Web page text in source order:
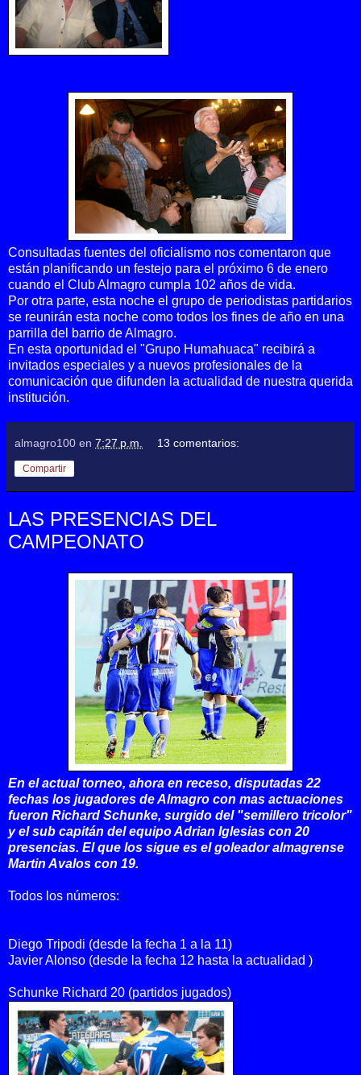
Consultadas fuentes del oficialismo nos comentaron que
están planificando un festejo para el próximo 6 de enero
cuando el Club Almagro cumpla 102 años de vida.
Por otra parte, esta noche el grupo de periodistas partidarios
se reunirán esta noche como todos los fines de año en una
parrilla del barrio de Almagro.
En esta oportunidad el "Grupo Humahuaca" recibirá a
invitados especiales y a nuevos profesionales de la
comunicación que difunden la actualidad de nuestra querida
institución.
almagro100 en 7:27 p.m. 13 comentarios:
Compartir
LAS PRESENCIAS DEL
CAMPEONATO
En el actual torneo, ahora en receso, disputadas 22
fechas los jugadores de Almagro con mas actuaciones
fueron Richard Schunke, surgido del "semillero tricolor"
y el sub capitán del equipo Adrian Iglesias con 20
presencias. El que los sigue es el goleador almagrense
Martin Avalos con 19.
Todos los números:
Diego Tripodi (desde la fecha 1 a la 11)
Javier Alonso (desde la fecha 12 hasta la actualidad )
Schunke Richard 20 (partidos jugados)